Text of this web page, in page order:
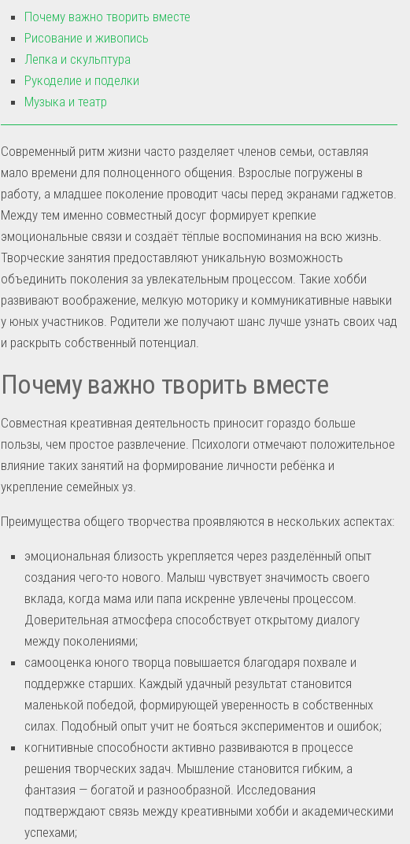
Почему важно творить вместе
Рисование и живопись
Лепка и скульптура
Рукоделие и поделки
Музыка и театр
Современный ритм жизни часто разделяет членов семьи, оставляя
мало времени для полноценного общения. Взрослые погружены в
работу, а младшее поколение проводит часы перед экранами гаджетов.
Между тем именно совместный досуг формирует крепкие
эмоциональные связи и создаёт тёплые воспоминания на всю жизнь.
Творческие занятия предоставляют уникальную возможность
объединить поколения за увлекательным процессом. Такие хобби
развивают воображение, мелкую моторику и коммуникативные навыки
у юных участников. Родители же получают шанс лучше узнать своих чад
и раскрыть собственный потенциал.
Почему важно творить вместе
Совместная креативная деятельность приносит гораздо больше
пользы, чем простое развлечение. Психологи отмечают положительное
влияние таких занятий на формирование личности ребёнка и
укрепление семейных уз.
Преимущества общего творчества проявляются в нескольких аспектах:
эмоциональная близость укрепляется через разделённый опыт
создания чего-то нового. Малыш чувствует значимость своего
вклада, когда мама или папа искренне увлечены процессом.
Доверительная атмосфера способствует открытому диалогу
между поколениями;
самооценка юного творца повышается благодаря похвале и
поддержке старших. Каждый удачный результат становится
маленькой победой, формирующей уверенность в собственных
силах. Подобный опыт учит не бояться экспериментов и ошибок;
когнитивные способности активно развиваются в процессе
решения творческих задач. Мышление становится гибким, а
фантазия — богатой и разнообразной. Исследования
подтверждают связь между креативными хобби и академическими
успехами;